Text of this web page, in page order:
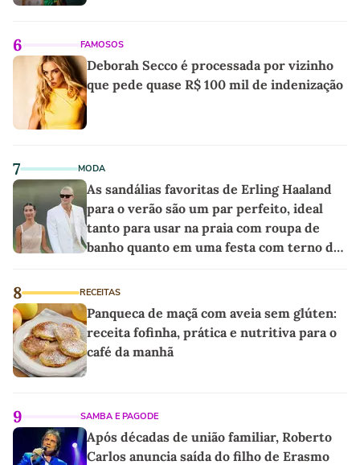
6 FAMOSOS
Deborah Secco é processada por vizinho
que pede quase R$ 100 mil de indenização
7 MODA
As sandálias favoritas de Erling Haaland
para o verão são um par perfeito, ideal
tanto para usar na praia com roupa de
banho quanto em uma festa com terno de
8 RECEITAS
Panqueca de maçã com aveia sem glúten:
receita fofinha, prática e nutritiva para o
café da manhã
9 SAMBA E PAGODE
Após décadas de união familiar, Roberto
Carlos anuncia saída do filho de Erasmo